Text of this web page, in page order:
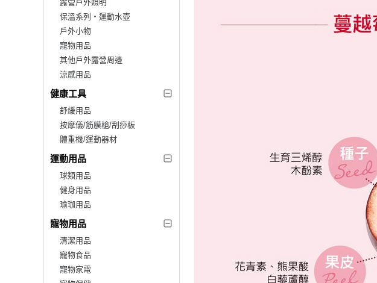
露營戶外照明
保溫系列‧運動水壺
戶外小物
寵物用品
其他戶外露營周邊
涼感用品
健康工具
舒緩用品
按摩儀/筋膜槍/刮痧板
體重機/運動器材
運動用品
球類用品
健身用品
瑜珈用品
寵物用品
清潔用品
寵物食品
寵物家電